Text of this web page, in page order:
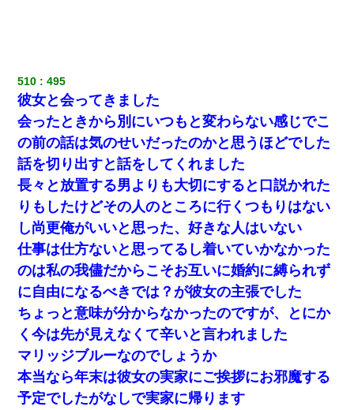
510 495
彼女と会ってきました
会ったときから別にいつもと変わらない感じでこ
の前の話は気のせいだったのかと思うほどでした
話を切り出すと話をしてくれました
長々と放置する男よりも大切にすると口説かれた
りもしたけどその人のところに行くつもりはない
し尚更俺がいいと思った、好きな人はいない
仕事は仕方ないと思ってるし着いていかなかった
のは私の我儘だからこそお互いに婚約に縛られず
に自由になるべきでは？が彼女の主張でした
ちょっと意味が分からなかったのですが、とにか
く今は先が見えなくて辛いと言われました
マリッジブルーなのでしょうか
本当なら年末は彼女の実家にご挨拶にお邪魔する
予定でしたがなしで実家に帰ります